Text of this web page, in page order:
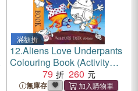
滿額折
12.Aliens Love Underpants
Colouring Book (Activity
79 260
無庫存